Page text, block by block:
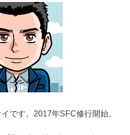
です。2017年SFC修行開始。